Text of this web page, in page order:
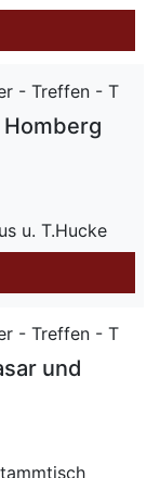
- Treffen - T
u. T.Hucke
- Treffen - T
und